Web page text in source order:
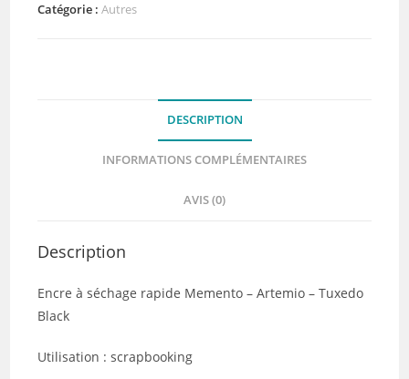
rapide
Catégorie :Autres
DESCRIPTION
INFORMATIONS COMPLÉMENTAIRES
AVIS (0)
Description
Encre à séchage rapide Memento – Artemio – Tuxedo
Black
Utilisation : scrapbooking